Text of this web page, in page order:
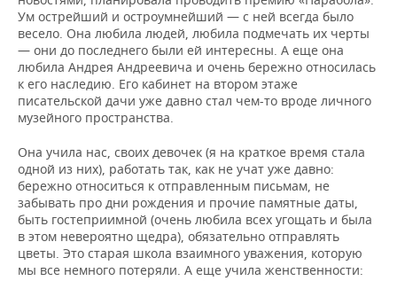
Ум острейший и остроумнейший — с ней всегда было
весело. Она любила людей, любила подмечать их черты
— они до последнего были ей интересны. А еще она
любила Андрея Андреевича и очень бережно относилась
к его наследию. Его кабинет на втором этаже
писательской дачи уже давно стал чем-то вроде личного
музейного пространства.
Она учила нас, своих девочек (я на краткое время стала
одной из них), работать так, как не учат уже давно:
бережно относиться к отправленным письмам, не
забывать про дни рождения и прочие памятные даты,
быть гостеприимной (очень любила всех угощать и была
в этом невероятно щедра), обязательно отправлять
цветы. Это старая школа взаимного уважения, которую
мы все немного потеряли. А еще учила женственности: